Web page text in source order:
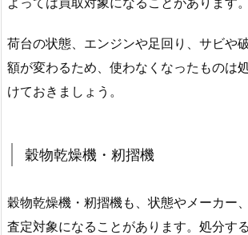
荷台の状態、エンジンや足回り、サビや
額が変わるため、使わなくなったものは
けておきましょう。
穀物乾燥機・籾摺機
穀物乾燥機・籾摺機も、状態やメーカー
査定対象になることがあります。処分す